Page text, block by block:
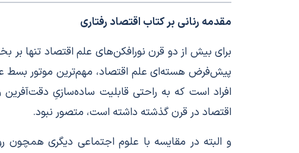
مقدمه رنانی بر کتاب اقتصاد رفتاری
برای بیش از دو قرن نورافکن‌های علم اقتصاد تنها بر
پیش‌فرض‌ هسته‌ای علم اقتصاد، مهم‌ترین موتور بسط
افراد است که به راحتی قابلیت ساده‌سازیِ
اقتصاد در قرن گذشته داشته است، متصور نبود.
و البته در مقایسه با علوم اجتماعی دیگری